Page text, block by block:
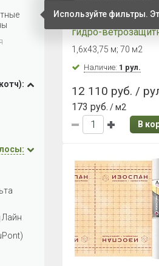
ИЗОСПАН AQ
гидро-
паропроницаемая
усиленная
(70м2)
1,6х43,75 м; 70 м2
Наличие: 1 рул.
12 110 руб. /
173 руб. / м2
В
Используйте фильтры.
Лайн